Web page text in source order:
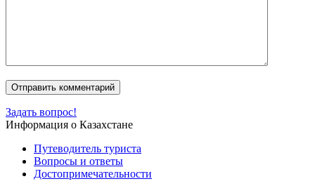
Задать вопрос!
Информация о Казахстане
Путеводитель туриста
Вопросы и ответы
Достопримечательности